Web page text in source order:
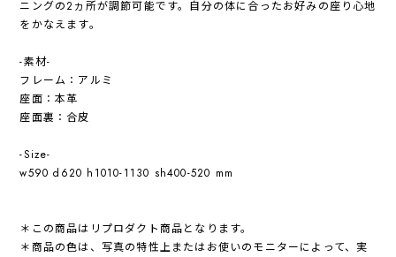
ニングの2ヵ所が調節可能です。自分の体に合ったお好みの座り心地
をかなえます。
-素材-
フレーム：アルミ
座面：本革
座面裏：合皮
-Size-
w590 d620 h1010-1130 sh400-520 mm
＊この商品はリプロダクト商品となります。
＊商品の色は、写真の特性上またはお使いのモニターによって、実